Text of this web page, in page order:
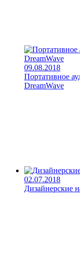
09.08.2018
Портативное
DreamWave
02.07.2018
Дизайнерские